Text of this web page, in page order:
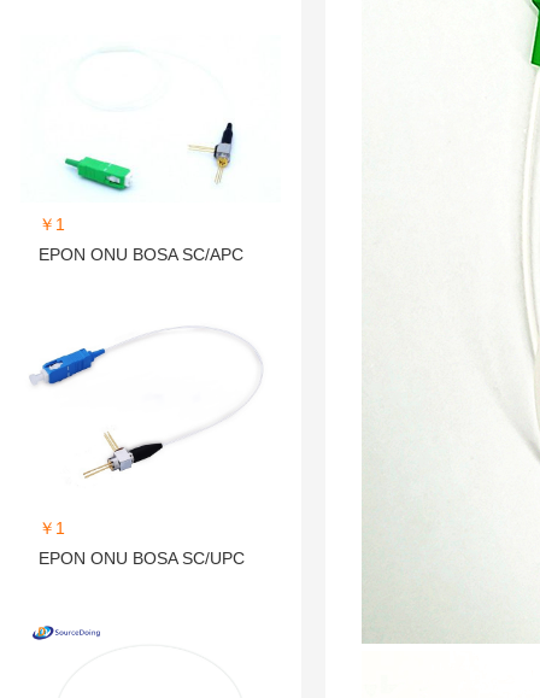
￥1
EPON ONU BOSA SC/APC
￥1
EPON ONU BOSA SC/UPC